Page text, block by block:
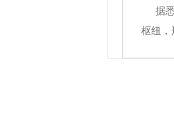
据
枢纽，